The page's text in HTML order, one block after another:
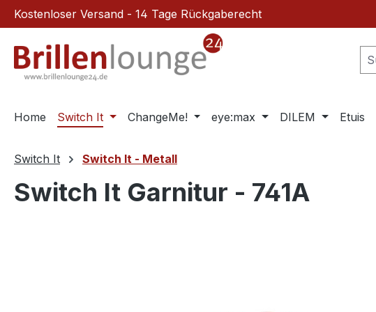
Hauptinhalt springen
Zur Suche springen
Zur Hauptnavigation springen
Kostenloser Versand - 14 Tage Rückgaberecht
Home Switch It ChangeMe! eye:max DILEM Etuis
Switch It Switch It - Metall
Switch It Garnitur - 741A